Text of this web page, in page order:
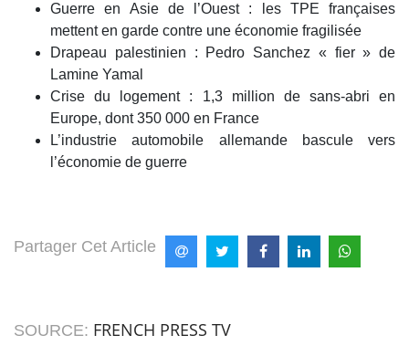
secondsGuerre en Asie de l’Ouest : les TPE françaises
mettent en garde contre une économie fragilisée
Drapeau palestinien : Pedro Sanchez « fier » de
Lamine Yamal
Crise du logement : 1,3 million de sans-abri en
Europe, dont 350 000 en France
L’industrie automobile allemande bascule vers
l’économie de guerre
Partager Cet Article
SOURCE: FRENCH PRESS TV